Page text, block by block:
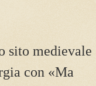
sito medievale
con «Ma